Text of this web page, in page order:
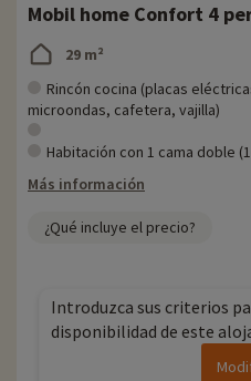
Mobil home Confort 4
29 m²
Rincón cocina (placas
microondas, cafetera, vajilla)
Habitación con 1 cama doble
Más información
¿Qué incluye el precio?
Introduzca sus criterios
disponibilidad de este